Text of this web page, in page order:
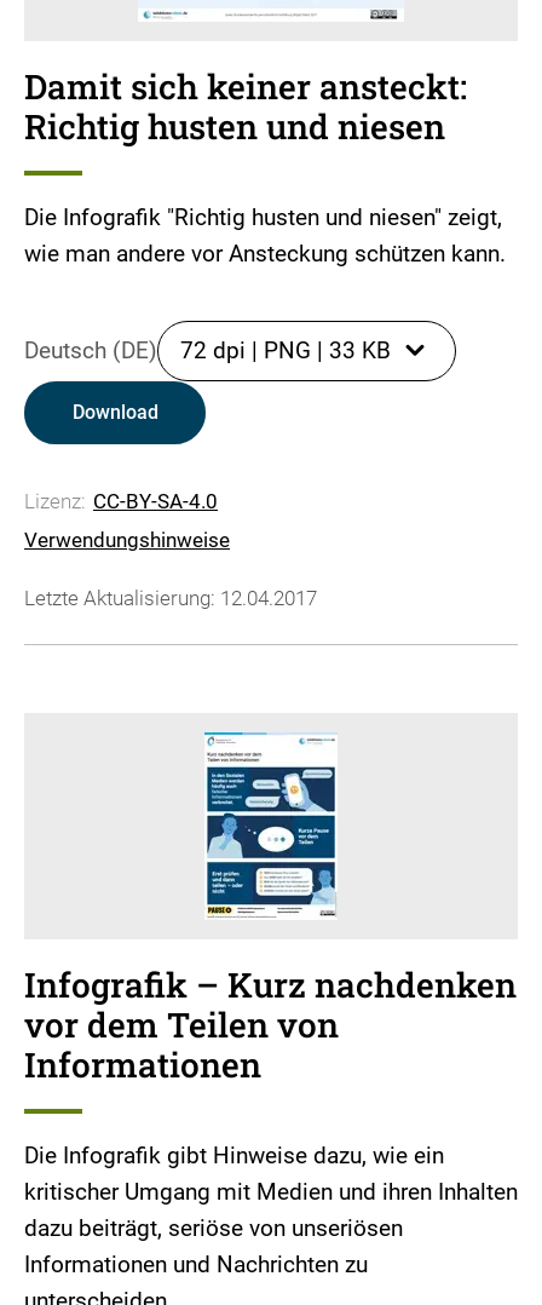
Damit sich keiner ansteckt:
Richtig husten und niesen
Die Infografik "Richtig husten und niesen" zeigt,
wie man andere vor Ansteckung schützen kann.
Deutsch (DE) 72 dpi | PNG | 33 KB
Download
Lizenz: CC-BY-SA-4.0
Verwendungshinweise
Letzte Aktualisierung: 12.04.2017
Infografik – Kurz nachdenken
vor dem Teilen von
Informationen
Die Infografik gibt Hinweise dazu, wie ein
kritischer Umgang mit Medien und ihren Inhalten
dazu beiträgt, seriöse von unseriösen
Informationen und Nachrichten zu